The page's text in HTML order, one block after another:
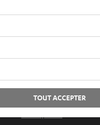
Lexique audio
Divertissement
Boutique FR
TOUT ACCEPTER